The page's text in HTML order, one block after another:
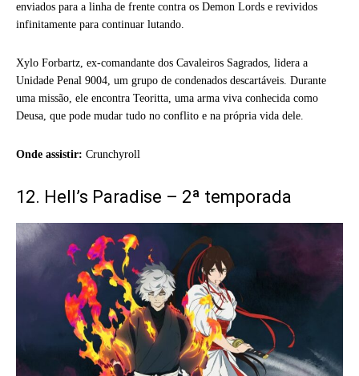
enviados para a linha de frente contra os Demon Lords e revividos
infinitamente para continuar lutando.
Xylo Forbartz, ex-comandante dos Cavaleiros Sagrados, lidera a
Unidade Penal 9004, um grupo de condenados descartáveis. Durante
uma missão, ele encontra Teoritta, uma arma viva conhecida como
Deusa, que pode mudar tudo no conflito e na própria vida dele.
Onde assistir: Crunchyroll
12. Hell’s Paradise – 2ª temporada